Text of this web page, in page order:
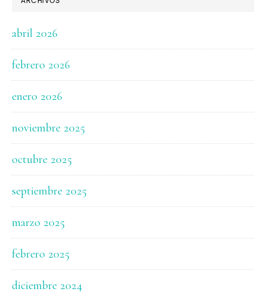
abril 2026
febrero 2026
enero 2026
noviembre 2025
octubre 2025
septiembre 2025
marzo 2025
febrero 2025
diciembre 2024